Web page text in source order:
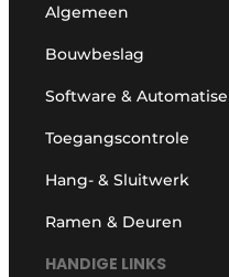
Algemeen
Bouwbeslag
Software &
Toegangscontrole
Hang- & Sluitwerk
Ramen & Deuren
HANDIGE LINKS